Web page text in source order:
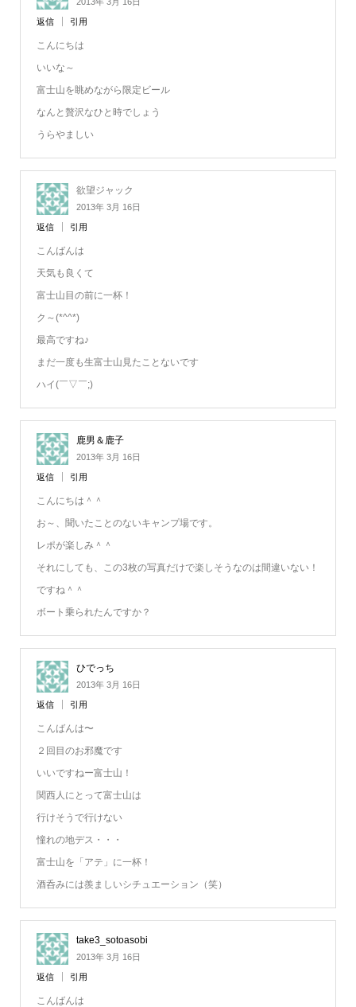
返信 引用
こんにちは
いいな～
富士山を眺めながら限定ビール
なんと贅沢なひと時でしょう
うらやましい
欲望ジャック
2013年 3月 16日
返信 引用
こんばんは
天気も良くて
富士山目の前に一杯！
ク～(*^^*)
最高ですね♪
まだ一度も生富士山見たことないです
ハイ(￣▽￣;)
鹿男＆鹿子
2013年 3月 16日
返信 引用
こんにちは＾＾
お～、聞いたことのないキャンプ場です。
レポが楽しみ＾＾
それにしても、この3枚の写真だけで楽しそうなのは間違いない！
ですね＾＾
ボート乗られたんですか？
ひでっち
2013年 3月 16日
返信 引用
こんばんは〜
２回目のお邪魔です
いいですねー富士山！
関西人にとって富士山は
行けそうで行けない
憧れの地デス・・・
富士山を「アテ」に一杯！
酒呑みには羨ましいシチュエーション（笑）
take3_sotoasobi
2013年 3月 16日
返信 引用
こんばんは